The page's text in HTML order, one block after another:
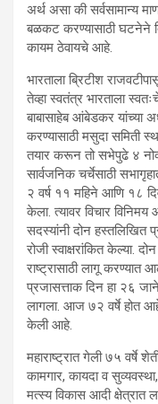
अर्थ असा की सर्वसामान्य
बळकट करण्यासाठी घटनेने
कायम ठेवायचे आहे.
भारताला ब्रिटीश
तेव्हा स्वतंत्र भारताला
बाबासाहेब आंबेडकर यांच्या
करण्यासाठी मसुदा समिती
तयार करून तो सभेपुढे ४
सार्वजनिक चर्चेसाठी
२ वर्ष ११ महिने आणि १८
केला. त्यावर विचार
सदस्यांनी दोन हस्तलिखित
रोजी स्वाक्षरांकित केल्या.
राष्ट्रासाठी लागू करण्यात
प्रजासत्ताक दिन हा २६
लागला. आज ७२ वर्षे होत
केली आहे.
महाराष्ट्रात गेली ७५ वर्षे
कामगार, कायदा व
मत्स्य विकास आदी क्षेत्रात